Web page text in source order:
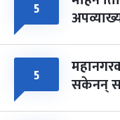
७
आइत
पूर्णिमा व्रत
चैत्र ७, २०८३-
सोम
फागुपूर्णिमा
चैत्र ८, २०८३ Mar
५
५ सकेनन्